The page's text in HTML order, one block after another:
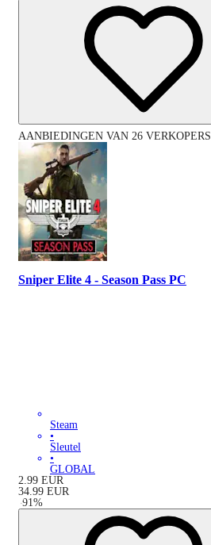
AANBIEDINGEN VAN 26 VERKOPERS
Sniper Elite 4 - Season Pass PC
Steam
•
Sleutel
•
GLOBAL
2.99 EUR
34.99 EUR
-91%